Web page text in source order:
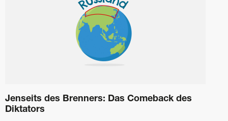
Jenseits des Brenners: Das Comeback des
Diktators